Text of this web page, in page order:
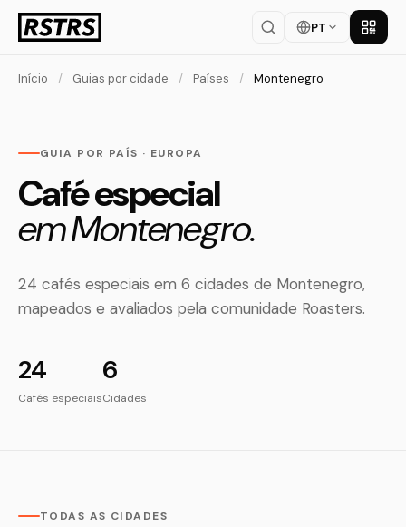
PT Baixar
Início / Guias por cidade / Países / Montenegro
GUIA POR PAÍS · EUROPA
Café especial
em Montenegro.
24 cafés especiais em 6 cidades de Montenegro,
mapeados e avaliados pela comunidade Roasters.
24
Cafés especiais
6
Cidades
TODAS AS CIDADES